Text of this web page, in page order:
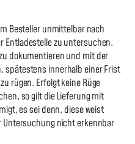
Besteller unmittelbar nach
Entladestelle zu untersuchen.
dokumentieren und mit der
spätestens innerhalb einer Frist
rügen. Erfolgt keine Rüge
so gilt die Lieferung mit
es sei denn, diese weist
Untersuchung nicht erkennbar